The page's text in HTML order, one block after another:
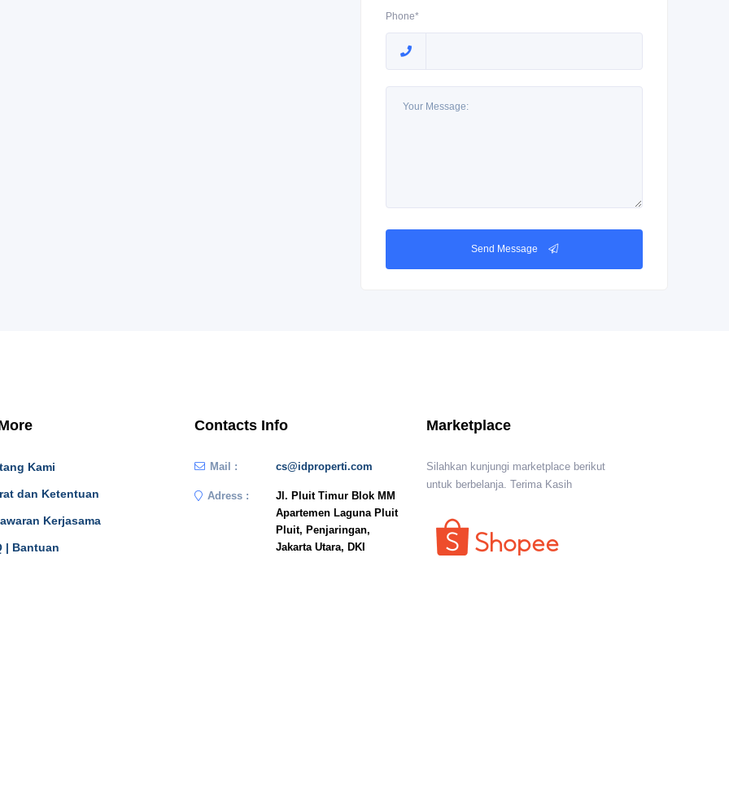
Phone*
Send Message
Kami
dan Ketentuan
Kerjasama
| Bantuan
Contacts Info
Mail : cs@idproperti.com
Adress :
Jl. Pluit Timur Blok MM
Apartemen Laguna Pluit
Pluit, Penjaringan,
Jakarta Utara, DKI
Marketplace
Silahkan kunjungi marketplace berikut
untuk berbelanja. Terima Kasih